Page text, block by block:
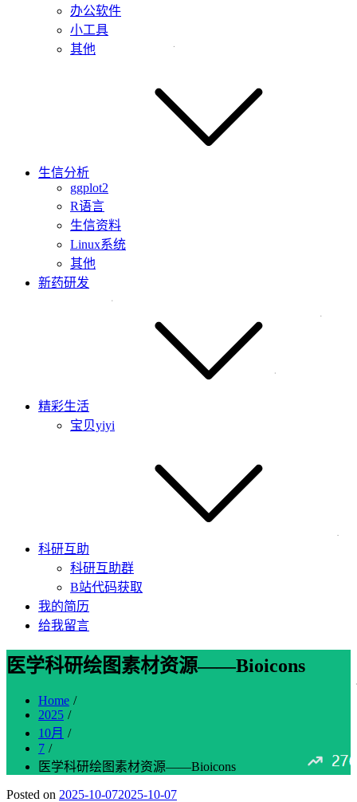
办公软件
小工具
其他
生信分析
ggplot2
R语言
生信资料
Linux系统
其他
新药研发
精彩生活
宝贝yiyi
科研互助
科研互助群
B站代码获取
我的简历
给我留言
医学科研绘图素材资源——Bioicons
Home
2025
10月
7
医学科研绘图素材资源——Bioicons
Posted on 2025-10-072025-10-07